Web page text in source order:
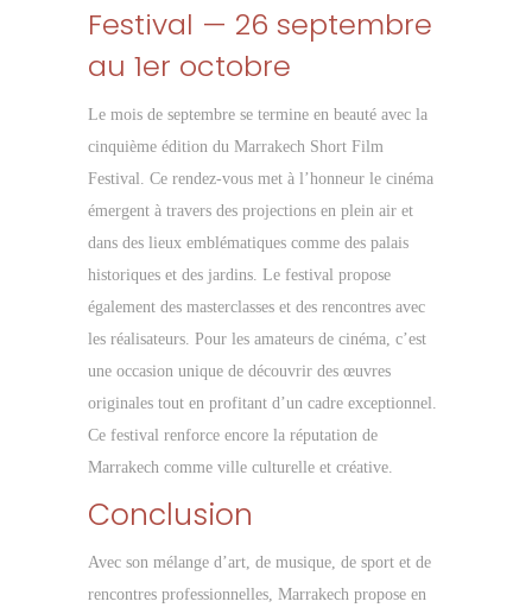
Festival — 26 septembre
au 1er octobre
Le mois de septembre se termine en beauté avec la
cinquième édition du Marrakech Short Film
Festival. Ce rendez-vous met à l’honneur le cinéma
émergent à travers des projections en plein air et
dans des lieux emblématiques comme des palais
historiques et des jardins. Le festival propose
également des masterclasses et des rencontres avec
les réalisateurs. Pour les amateurs de cinéma, c’est
une occasion unique de découvrir des œuvres
originales tout en profitant d’un cadre exceptionnel.
Ce festival renforce encore la réputation de
Marrakech comme ville culturelle et créative.
Conclusion
Avec son mélange d’art, de musique, de sport et de
rencontres professionnelles, Marrakech propose en